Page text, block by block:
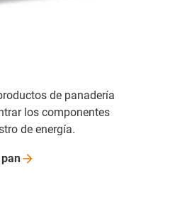
de panadería
los componentes
de energía.
pan